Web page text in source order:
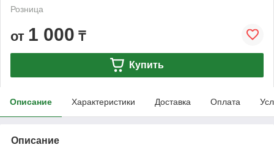
Розница
от 1 000 ₸
Купить
Описание Характеристики Доставка Оплата
Описание